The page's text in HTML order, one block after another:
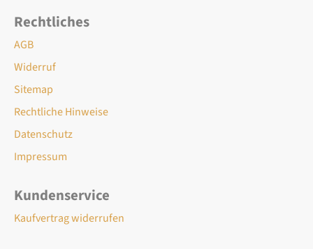
Rechtliches
AGB
Widerruf
Sitemap
Rechtliche Hinweise
Datenschutz
Impressum
Kundenservice
Kaufvertrag widerrufen